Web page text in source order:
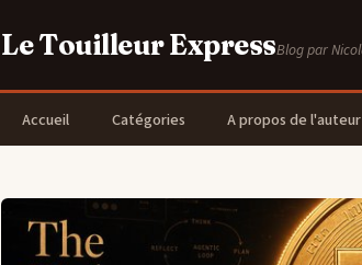
Le Touilleur ExpressBlog par
Accueil Catégories A propos de l'auteur